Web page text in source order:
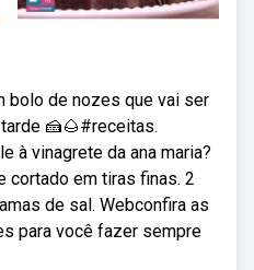
bolo de nozes que vai ser
🍰🌰#receitas.
à vinagrete da ana maria?
cortado em tiras finas. 2
de sal. Webconfira as
para você fazer sempre